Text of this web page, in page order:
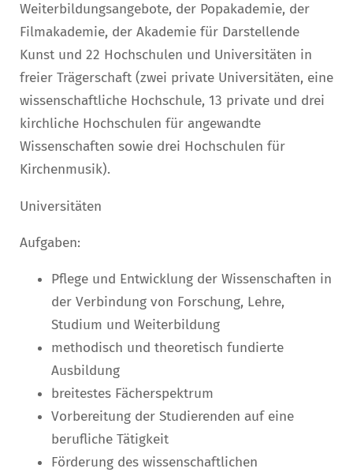
Weiterbildungsangebote, der Popakademie, der
Filmakademie, der Akademie für Darstellende
Kunst und 22 Hochschulen und Universitäten in
freier Trägerschaft (zwei private Universitäten, eine
wissenschaftliche Hochschule, 13 private und drei
kirchliche Hochschulen für angewandte
Wissenschaften sowie drei Hochschulen für
Kirchenmusik).
Universitäten
Aufgaben:
Pflege und Entwicklung der Wissenschaften in
der Verbindung von Forschung, Lehre,
Studium und Weiterbildung
methodisch und theoretisch fundierte
Ausbildung
breitestes Fächerspektrum
Vorbereitung der Studierenden auf eine
berufliche Tätigkeit
Förderung des wissenschaftlichen